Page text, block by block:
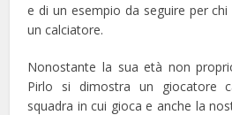
e di un esempio da seguire per
un calciatore.
Nonostante la sua età non
Pirlo si dimostra un giocatore
squadra in cui gioca e anche la